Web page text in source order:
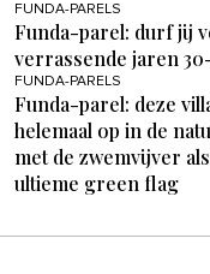
FUNDA-PARELS
Funda-parel: durf jij
verrassende jaren
FUNDA-PARELS
Funda-parel: deze
helemaal op in de
met de zwemvijver als
ultieme green flag